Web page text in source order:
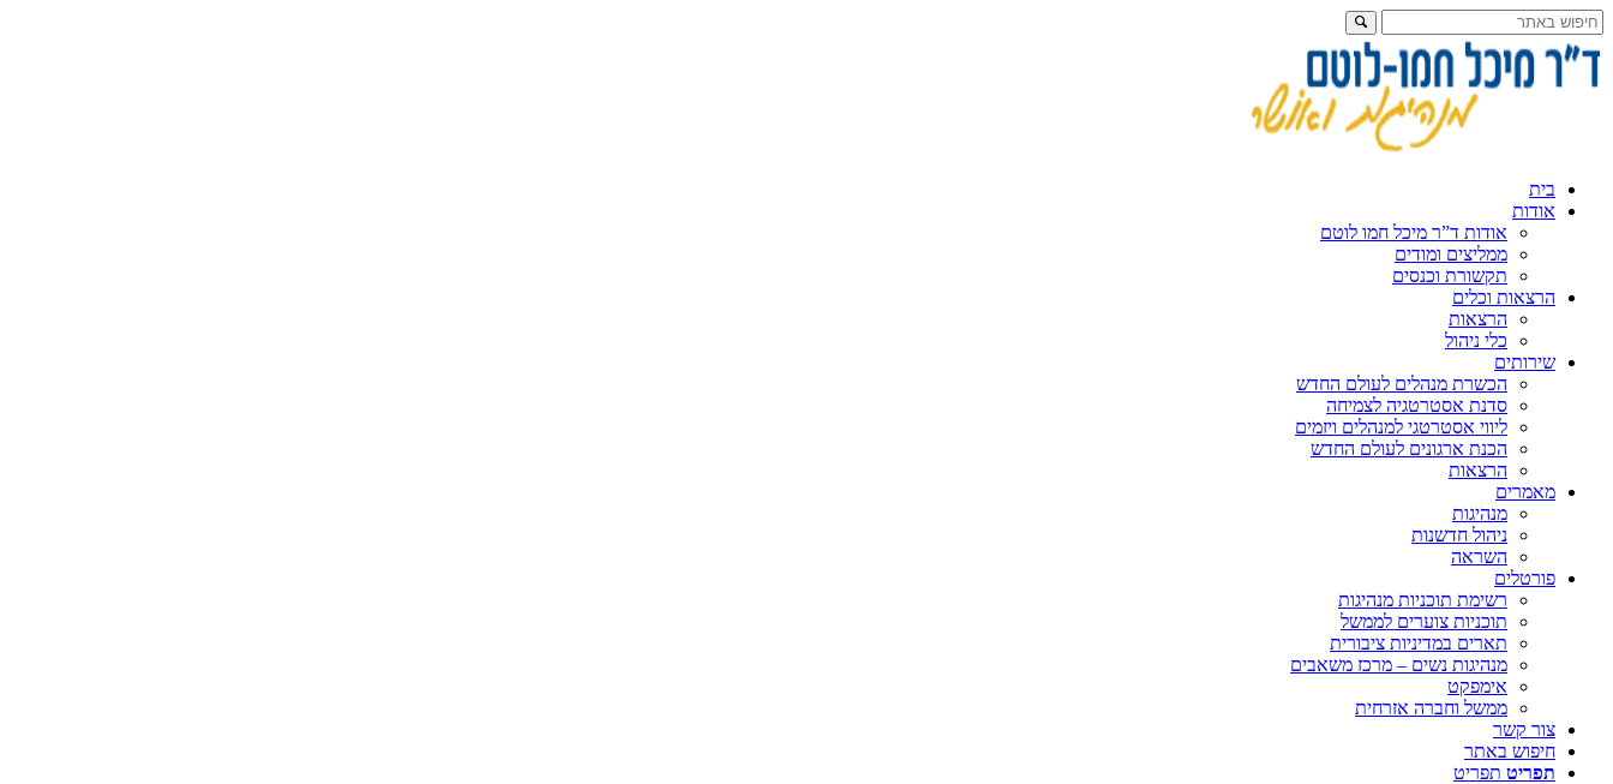
בית
אודות
אודות ד”ר מיכל חמו לוטם
ממליצים ומודים
תקשורת וכנסים
הרצאות וכלים
הרצאות
כלי ניהול
שירותים
הכשרת מנהלים לעולם החדש
סדנת אסטרטגיה לצמיחה
ליווי אסטרטגי למנהלים ויזמים
הכנת ארגונים לעולם החדש
הרצאות
מאמרים
מנהיגות
ניהול חדשנות
השראה
פורטלים
רשימת תוכניות מנהיגות
תוכניות צוערים לממשל
תארים במדיניות ציבורית
מנהיגות נשים – מרכז משאבים
אימפקט
ממשל וחברה אזרחית
צור קשר
חיפוש באתר
תפריט תפריט